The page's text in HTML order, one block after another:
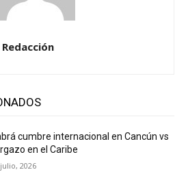
Redacción
cumbre internacional en Cancún vs
en el Caribe
2026